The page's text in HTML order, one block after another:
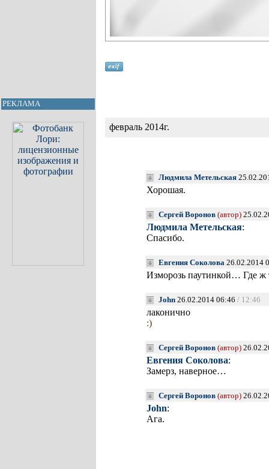
РЕКЛАМА
февраль 2014г.
Людмила Метельская
Хорошая.
Сергей Воронов (автор)
Людмила Метельская:
Спасибо.
Евгения Соколова 26.02.2014
Изморозь паутинкой… Где ж
John 26.02.2014 06:46 / 12:46
лаконично
:)
Сергей Воронов (автор)
Евгения Соколова:
Замерз, наверное…
Сергей Воронов (автор)
John:
Ага.